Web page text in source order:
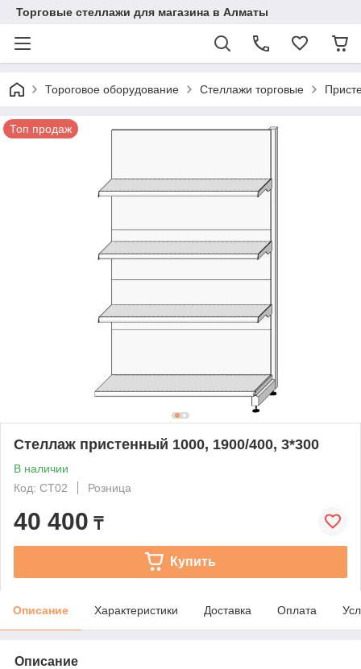
Торговые стеллажи для магазина в Алматы
Тороговое оборудование Стеллажи торговые
Топ продаж
Стеллаж пристенный 1000, 1900/400, 3*300
В наличии
Код: СТ02
Розница
40 400 ₸
Купить
Описание Характеристики Доставка Оплата
Описание